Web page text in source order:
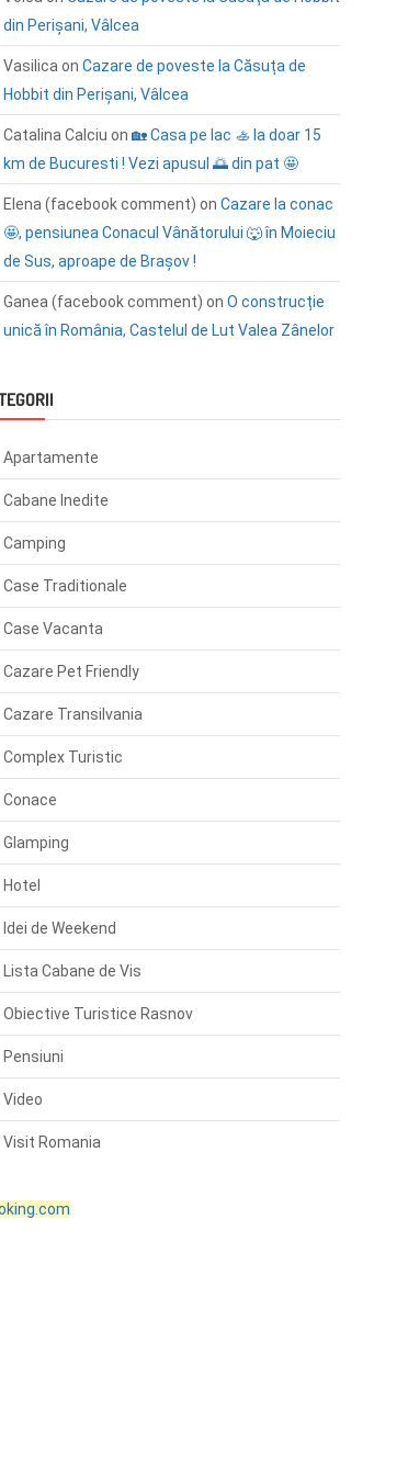
din Perișani, Vâlcea
Vasilica on Cazare de poveste la Căsuța de
Hobbit din Perișani, Vâlcea
Catalina Calciu on 🏡 Casa pe lac 🚣 la doar 15
km de Bucuresti ! Vezi apusul 🌅 din pat 🤩
Elena (facebook comment) on Cazare la conac
🤩, pensiunea Conacul Vânătorului 🐺 în Moieciu
de Sus, aproape de Brașov !
Ganea (facebook comment) on O construcție
unică în România, Castelul de Lut Valea Zânelor
Apartamente
Cabane Inedite
Camping
Case Traditionale
Case Vacanta
Cazare Pet Friendly
Cazare Transilvania
Complex Turistic
Conace
Glamping
Hotel
Idei de Weekend
Lista Cabane de Vis
Obiective Turistice Rasnov
Pensiuni
Video
Visit Romania